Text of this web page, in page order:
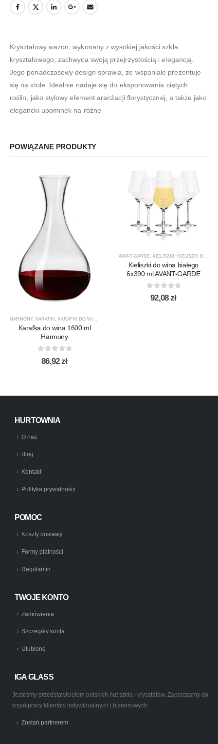
Kryształowy wazon, wykonany z wysokiej jakości szkła
kryształowego, zachwyca swoją przejrzystością i elegancją.
Jego ponadczasowy design sprawia, że ​​wspaniale prezentuje
się na stole. Idealnie nadaje się do eksponowania ciętych
roślin, jako stylowy element aranżacji florystycznej, a także jako
elegancki upominek na różne
POWIĄZANE PRODUKTY
HARMONY, KARAFKI , KARAFKI DO WINA
Karafka do wina 1600 ml
Harmony
out of 5
86,92zł
AVANT-GARDE KIELISZKI KIELISZKI DO WINA BIAŁEGO
Kieliszki do wina białego
6x390 ml AVANT-GARDE
out of 5
92,08zł
HURTOWNIA
O nas
Blog
Kontakt
Polityka prywatności
POMOC
Koszty dostawy
Formy płatności
Regulamin
TWOJE KONTO
Zamówienia
Szczegóły konta
Ulubione
IGA GLASS
Jesteśmy przedstawicielem polskich hut szkła i kryształów. Zapraszamy do
współpracy klientów indywidualnych i biznesowych.
Zostań partnerem